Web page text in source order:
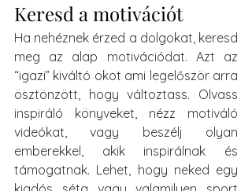
Keresd a motivációt
Ha nehéznek érzed a dolgokat, keresd
meg az alap motivációdat. Azt az
“igazi” kiváltó okot ami legelőször arra
ösztönzött, hogy változtass. Olvass
inspiráló könyveket, nézz motiváló
videókat, vagy beszélj olyan
emberekkel, akik inspirálnak és
támogatnak. Lehet, hogy neked egy